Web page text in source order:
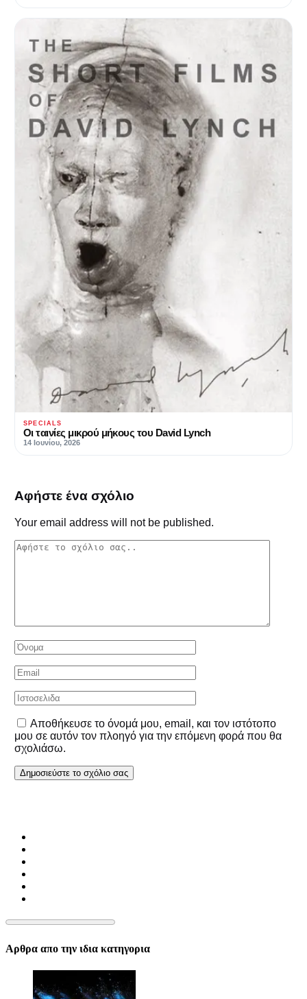
SPECIALS
Οι ταινίες μικρού μήκους του David Lynch
14 Ιουνίου, 2026
Αφήστε ένα σχόλιο
Your email address will not be published.
Αποθήκευσε το όνομά μου, email, και τον ιστότοπο
μου σε αυτόν τον πλοηγό για την επόμενη φορά που θα
σχολιάσω.
Αρθρα απο την ιδια κατηγορια